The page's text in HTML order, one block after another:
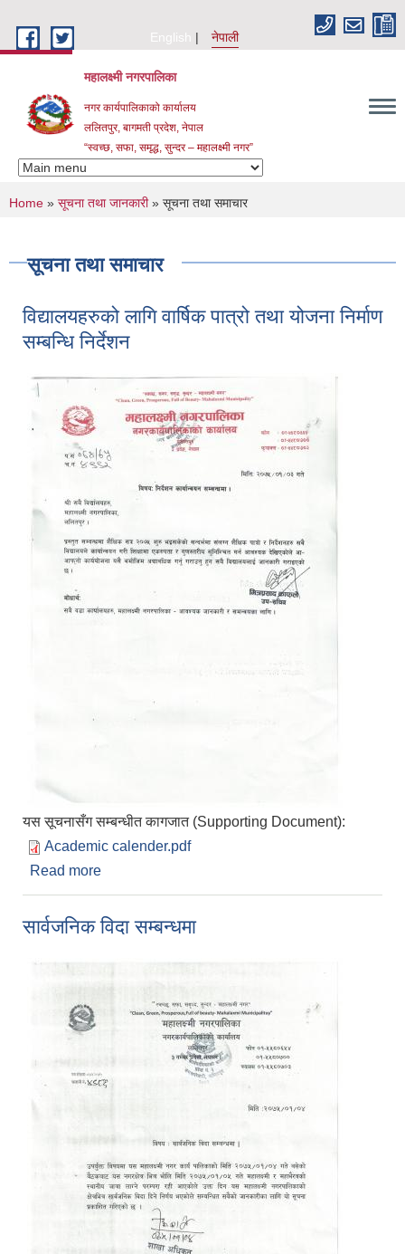
English
नेपाली
महालक्ष्मी नगरपालिका
नगर कार्यपालिकाको कार्यालय
ललितपुर, बागमती प्रदेश, नेपाल
“स्वच्छ, सफा, समृद्ध, सुन्दर – महालक्ष्मी नगर”
You are here
Home » सूचना तथा जानकारी» सूचना तथा समाचार
सूचना तथा समाचार
विद्यालयहरुको लागि वार्षिक पात्रो तथा योजना निर्माण
सम्बन्धि निर्देशन
यस सूचनासँग सम्बन्धीत कागजात (Supporting Document):
Academic calender.pdf
Read more
सार्वजनिक विदा सम्बन्धमा